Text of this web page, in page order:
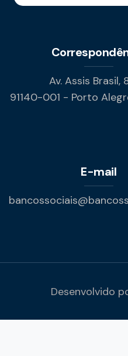
Av. Assis Brasil,
91140-001 - Porto
E-mail
Desenvolvido